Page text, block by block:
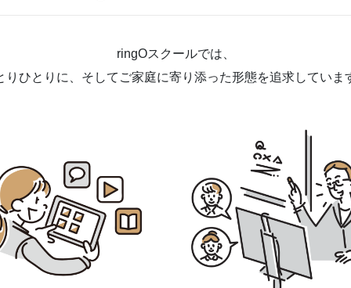
ringOスクールでは、
りひとりに、そしてご家庭に寄り添った形態を追求していま